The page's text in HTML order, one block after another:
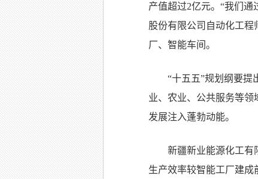
产值超过2亿元。“我们
股份有限公司自动化工程
厂、智能车间。
“十五五”规划纲要提
业、农业、公共服务等
发展注入蓬勃动能。
新疆新业能源化工有
生产效率较智能工厂建成